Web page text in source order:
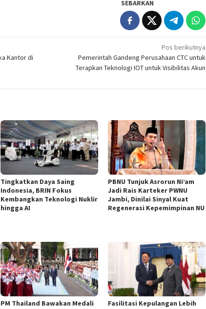
SEBARKAN
Kantor di
Pos berikutnya
Pemerintah Gandeng Perusahaan CTC untuk
Terapkan Teknologi IOT untuk Visibilitas Akun
Tingkatkan Daya Saing
Indonesia, BRIN Fokus
Kembangkan Teknologi Nuklir
hingga AI
PBNU Tunjuk Asrorun Ni’am
Jadi Rais Karteker PWNU
Jambi, Dinilai Sinyal Kuat
Regenerasi Kepemimpinan NU
PM Thailand Bawakan Medali
Fasilitasi Kepulangan Lebih